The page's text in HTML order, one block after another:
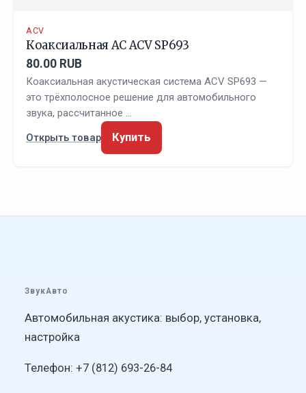
ACV
Коаксиальная АС ACV SP693
80.00 RUB
Коаксиальная акустическая система ACV SP693 —
это трёхполосное решение для автомобильного
звука, рассчитанное …
Открыть товар
Купить
ЗвукАвто
Автомобильная акустика: выбор, установка,
настройка
Телефон: +7 (812) 693-26-84